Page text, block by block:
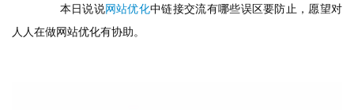
本日说说网站优化中链接交流有哪些误区要防止，愿望对
人人在做网站优化有协助。